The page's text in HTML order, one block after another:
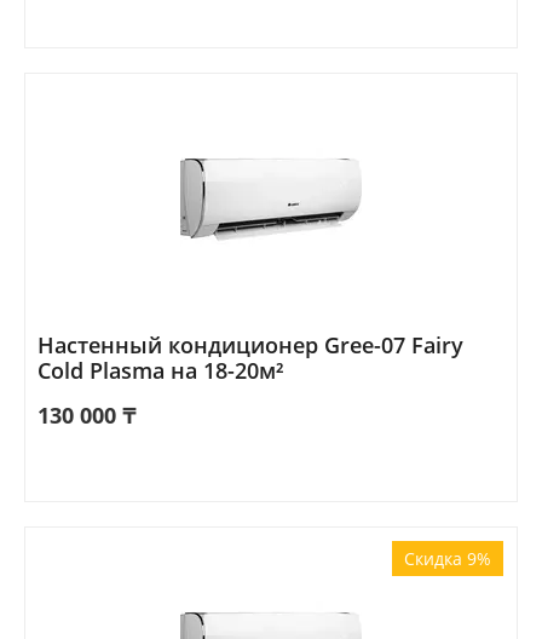
Настенный кондиционер Gree-07 Fairy
Cold Plasma на 18-20м²
130 000 ₸
Скидка 9%